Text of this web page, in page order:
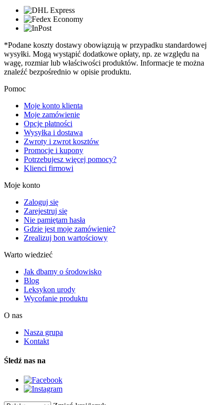
*Podane koszty dostawy obowiązują w przypadku standardowej
wysyłki. Mogą wystąpić dodatkowe opłaty, np. ze względu na
wagę, rozmiar lub właściwości produktów. Informacje te można
znaleźć bezpośrednio w opisie produktu.
Pomoc
Moje konto klienta
Moje zamówienie
Opcje płatności
Wysyłka i dostawa
Zwroty i zwrot kosztów
Promocje i kupony
Potrzebujesz więcej pomocy?
Klienci firmowi
Moje konto
Zaloguj się
Zarejestruj się
Nie pamiętam hasła
Gdzie jest moje zamówienie?
Zrealizuj bon wartościowy
Warto wiedzieć
Jak dbamy o środowisko
Blog
Leksykon urody
Wycofanie produktu
O nas
Nasza grupa
Kontakt
Śledź nas na